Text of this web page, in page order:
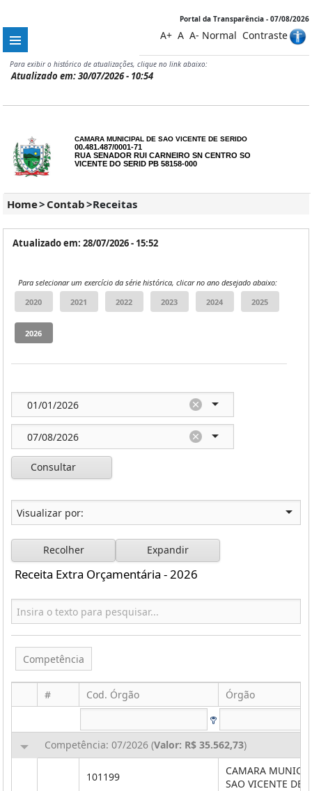
Portal da Transparência - 07/08/2026
A+ A A- Normal Contraste
Para exibir o histórico de atualizações, clique no link abaixo:
Atualizado em: 30/07/2026 - 10:54
CAMARA MUNICIPAL DE SAO VICENTE DE SERIDO
00.481.487/0001-71
RUA SENADOR RUI CARNEIRO SN CENTRO SO
VICENTE DO SERID PB 58158-000
Home> Contab>Receitas
Atualizado em: 28/07/2026 - 15:52
Para selecionar um exercício da série histórica, clicar no ano desejado abaixo:
Consultar
Recolher Expandir
Receita Extra Orçamentária - 2026
Competência
# Cod. Órgão Órgão
Competência: 07/2026 (Valor: R$ 35.562,73)
101199
CAMARA
SAO VICENTE DE